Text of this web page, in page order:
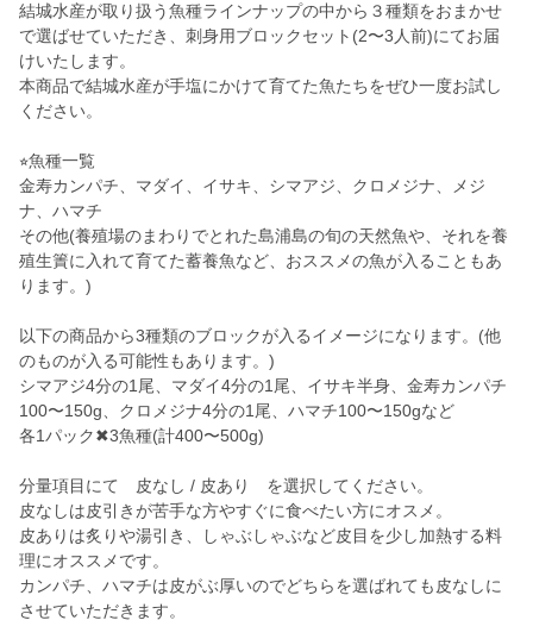
結城水産が取り扱う魚種ラインナップの中から３種類をおまかせ
で選ばせていただき、刺身用ブロックセット(2〜3人前)にてお届
けいたします。
本商品で結城水産が手塩にかけて育てた魚たちをぜひ一度お試し
ください。
⭐︎魚種一覧
金寿カンパチ、マダイ、イサキ、シマアジ、クロメジナ、メジ
ナ、ハマチ
その他(養殖場のまわりでとれた島浦島の旬の天然魚や、それを養
殖生簀に入れて育てた蓄養魚など、おススメの魚が入ることもあ
ります。)
以下の商品から3種類のブロックが入るイメージになります。(他
のものが入る可能性もあります。)
シマアジ4分の1尾、マダイ4分の1尾、イサキ半身、金寿カンパチ
100〜150g、クロメジナ4分の1尾、ハマチ100〜150gなど
各1パック✖︎3魚種(計400〜500g)
分量項目にて 皮なし / 皮あり を選択してください。
皮なしは皮引きが苦手な方やすぐに食べたい方にオスメ。
皮ありは炙りや湯引き、しゃぶしゃぶなど皮目を少し加熱する料
理にオススメです。
カンパチ、ハマチは皮がぶ厚いのでどちらを選ばれても皮なしに
させていただきます。